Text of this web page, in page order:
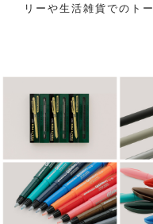
リーや生活雑貨でのト